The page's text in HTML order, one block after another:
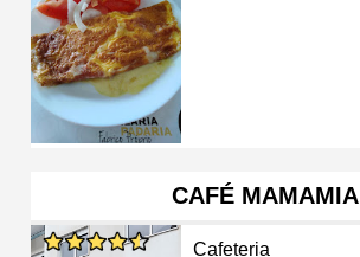
CAFÉ MAMAMIA
Cafeteria